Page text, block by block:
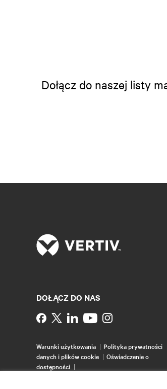
Dołącz do naszej listy
DOŁĄCZ DO NAS
Instagram
Warunki użytkowania
Polityka prywatności
danych i plików cookie
Oświadczenie o
dostępności